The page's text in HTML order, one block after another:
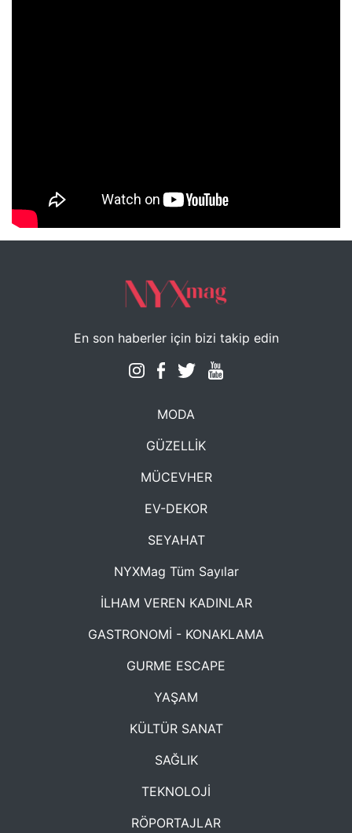
NYXmag 2. Yaş Kutlama Etkinliği
En son haberler için bizi takip edin
MODA
GÜZELLİK
MÜCEVHER
EV-DEKOR
SEYAHAT
NYXMag Tüm Sayılar
İLHAM VEREN KADINLAR
GASTRONOMİ - KONAKLAMA
GURME ESCAPE
YAŞAM
KÜLTÜR SANAT
SAĞLIK
TEKNOLOJİ
RÖPORTAJLAR